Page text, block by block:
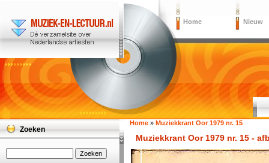
Home Nieuw
Home » Muziekkrant Oor 1979 nr. 15
Muziekkrant Oor 1979 nr. 15 -
Zoeken